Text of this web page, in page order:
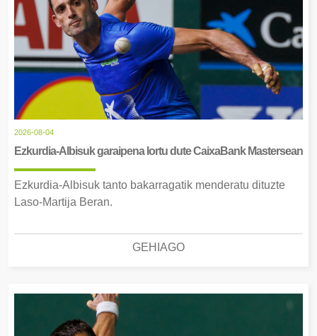
2026-08-04
Ezkurdia-Albisuk garaipena lortu dute CaixaBank Mastersean
Ezkurdia-Albisuk tanto bakarragatik menderatu dituzte
Laso-Martija Beran.
GEHIAGO